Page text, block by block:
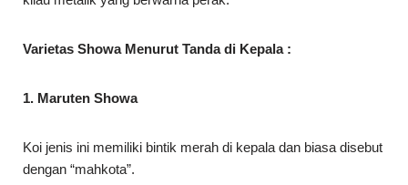
Varietas Showa Menurut Tanda di Kepala :
1. Maruten Showa
Koi jenis ini memiliki bintik merah di kepala dan biasa disebut
dengan “mahkota”.